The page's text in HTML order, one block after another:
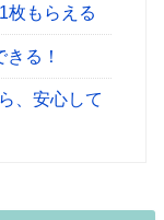
枚もらえる
る！
、安心して